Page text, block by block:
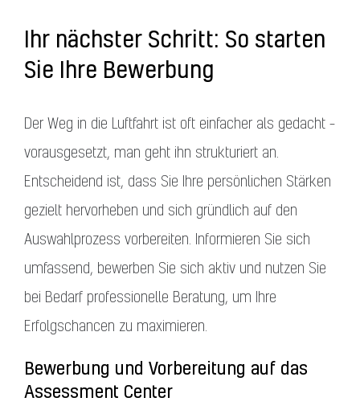
Ihr nächster Schritt: So starten
Sie Ihre Bewerbung
Der Weg in die Luftfahrt ist oft einfacher als gedacht –
vorausgesetzt, man geht ihn strukturiert an.
Entscheidend ist, dass Sie Ihre persönlichen Stärken
gezielt hervorheben und sich gründlich auf den
Auswahlprozess vorbereiten. Informieren Sie sich
umfassend, bewerben Sie sich aktiv und nutzen Sie
bei Bedarf professionelle Beratung, um Ihre
Erfolgschancen zu maximieren.
Bewerbung und Vorbereitung auf das
Assessment Center